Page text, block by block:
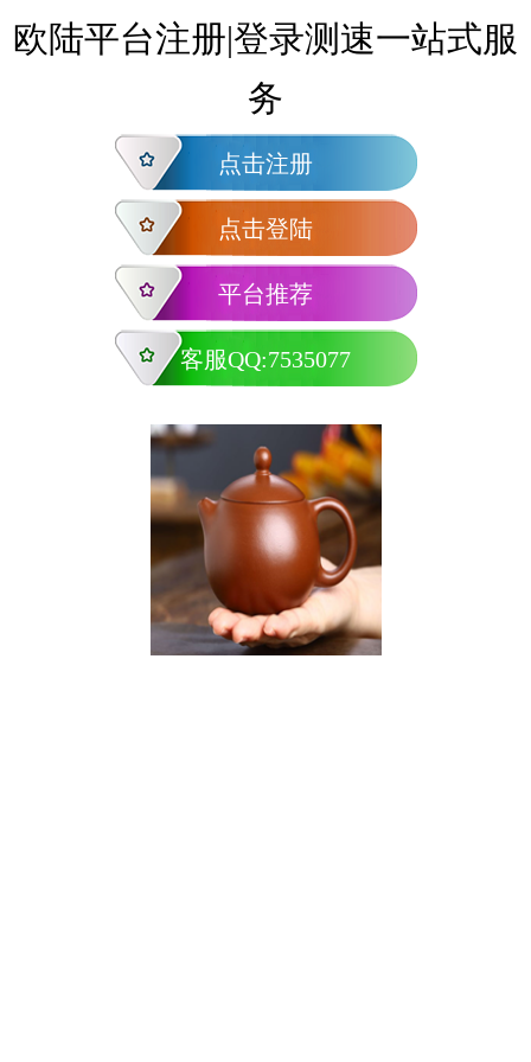
欧陆平台注册|登录测速一站式服
务
点击注册
点击登陆
平台推荐
客服QQ:7535077